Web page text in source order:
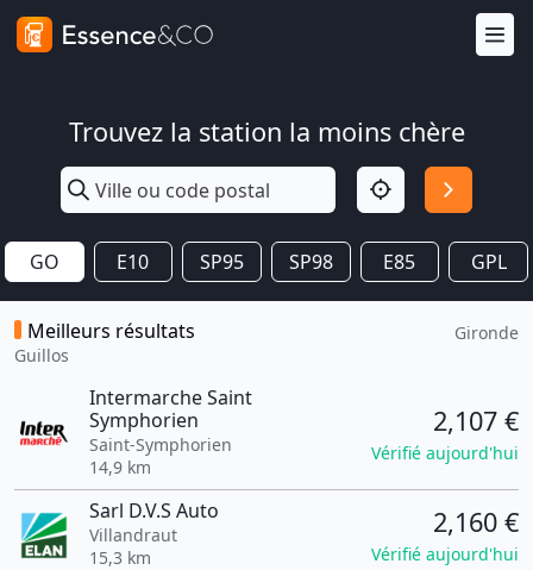
Trouvez la station la moins chère
GO E10 SP95 SP98 E85 GPL
Meilleurs résultats
Guillos
Gironde
Intermarche Saint
Symphorien
Saint-Symphorien
14,9 km
2,107 €
Vérifié aujourd'hui
Sarl D.V.S Auto
Villandraut
15,3 km
2,160 €
Vérifié aujourd'hui